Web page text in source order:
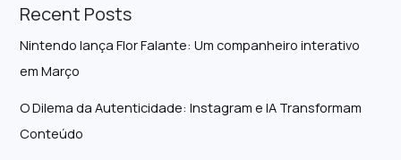
Recent Posts
Nintendo lança Flor Falante: Um companheiro interativo
em Março
O Dilema da Autenticidade: Instagram e IA Transformam
Conteúdo